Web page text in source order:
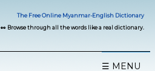
The Free Online Myanmar-English Dictionary
👀 Browse through all the words like a real dictionary.
☰ MENU